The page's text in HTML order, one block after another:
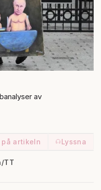
av
på artikeln
Lyssna
TT